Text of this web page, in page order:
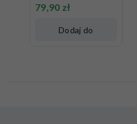
79,90 zł
Dodaj do